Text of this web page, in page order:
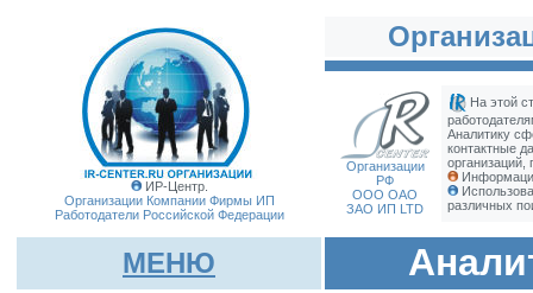
ИР-Центр.
Организации Компании Фирмы ИП
Работодатели Российской Федерации
Организации
РФ
ООО ОАО
ЗАО ИП LTD
На этой
Аналитику
контактные
различных
МЕНЮ